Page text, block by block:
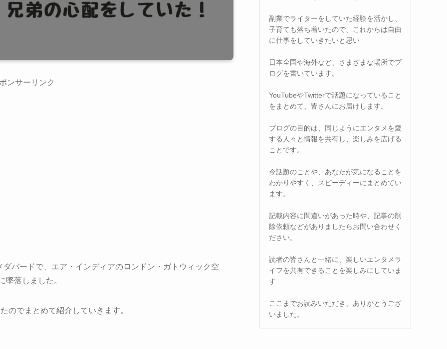
ンサーリンク
バードで、エア・インディアのロンドン・ガトウィック空
墜落しました。
のでまとめて紹介していきます。
副業でライターをしていた経験を活かし、
子育ても落ち着いたので、これからは自由
に仕事をしていきたいと思い
日本全国や海外など、さまざまな場所でブ
ログを書いています。
YouTubeやTwitterで話題になっていること
をまとめて、皆さんにお届けします。
ブログの目的は、同じようにエンタメを愛
する人々と情報を共有し、楽しみを広げる
ことです。
今話題のことや、あなたが気になることを
わかりやすく、スピーディーにまとめてい
ます。
記載内容に間違いがあった時や、記事の削
除依頼などがありましたらお問い合わせく
ださい。
読者の皆さんと一緒に、楽しいエンタメラ
イフを共有できることを楽しみにしていま
す
ここまでお読みいただき、ありがとうござ
いました。